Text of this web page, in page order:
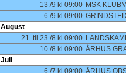
13./9 kl 09:00 MSK
6./9 kl 09:00
August
21. til 23./8 kl 09:00
10./8 kl 09:00 ÅRHUS
Juli
6./7 kl 09:00 ÅRHUS